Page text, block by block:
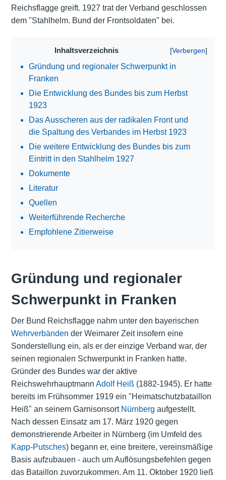
Reichsflagge greift. 1927 trat der Verband geschlossen
dem "Stahlhelm. Bund der Frontsoldaten" bei.
Inhaltsverzeichnis
Gründung und regionaler Schwerpunkt in
Franken
Die Entwicklung des Bundes bis zum Herbst
1923
Das Ausscheren aus der radikalen Front und
die Spaltung des Verbandes im Herbst 1923
Die weitere Entwicklung des Bundes bis zum
Eintritt in den Stahlhelm 1927
Dokumente
Literatur
Quellen
Weiterführende Recherche
Empfohlene Zitierweise
Gründung und regionaler
Schwerpunkt in Franken
Der Bund Reichsflagge nahm unter den bayerischen
Wehrverbänden der Weimarer Zeit insofern eine
Sonderstellung ein, als er der einzige Verband war, der
seinen regionalen Schwerpunkt in Franken hatte.
Gründer des Bundes war der aktive
Reichswehrhauptmann Adolf Heiß (1882-1945). Er hatte
bereits im Frühsommer 1919 ein "Heimatschutzbataillon
Heiß" an seinem Garnisonsort Nürnberg aufgestellt.
Nach dessen Einsatz am 17. März 1920 gegen
demonstrierende Arbeiter in Nürnberg (im Umfeld des
Kapp-Putsches) begann er, eine breitere, vereinsmäßige
Basis aufzubauen - auch um Auflösungsbefehlen gegen
das Bataillon zuvorzukommen. Am 11. Oktober 1920 ließ